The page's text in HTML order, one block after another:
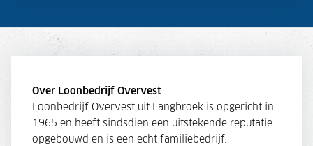
Over Loonbedrijf Overvest
Loonbedrijf Overvest uit Langbroek is opgericht in
1965 en heeft sindsdien een uitstekende reputatie
opgebouwd en is een echt familiebedrijf.